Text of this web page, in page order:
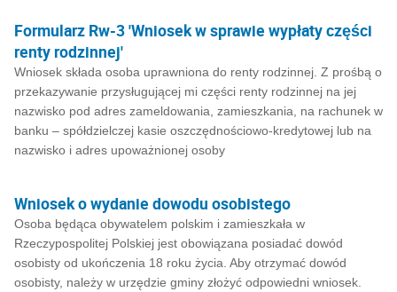
Formularz Rw-3 'Wniosek w sprawie wypłaty części
renty rodzinnej'
Wniosek składa osoba uprawniona do renty rodzinnej. Z prośbą o
przekazywanie przysługującej mi części renty rodzinnej na jej
nazwisko pod adres zameldowania, zamieszkania, na rachunek w
banku – spółdzielczej kasie oszczędnościowo-kredytowej lub na
nazwisko i adres upoważnionej osoby
Wniosek o wydanie dowodu osobistego
Osoba będąca obywatelem polskim i zamieszkała w
Rzeczypospolitej Polskiej jest obowiązana posiadać dowód
osobisty od ukończenia 18 roku życia. Aby otrzymać dowód
osobisty, należy w urzędzie gminy złożyć odpowiedni wniosek.